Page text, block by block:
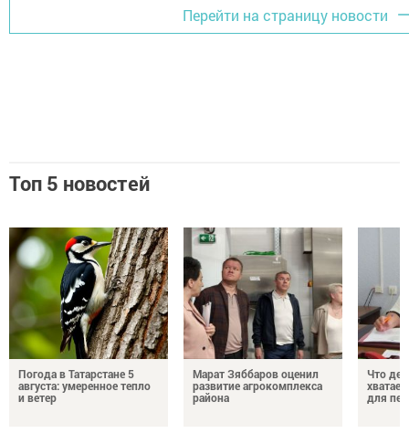
Перейти на страницу новости
Топ 5 новостей
Погода в Татарстане 5
августа: умеренное тепло
и ветер
Марат Зяббаров оценил
развитие агрокомплекса
района
Что
для